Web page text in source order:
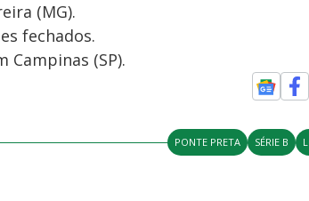
(MG).
fechados.
Campinas (SP).
PONTE PRETA SÉRIE B